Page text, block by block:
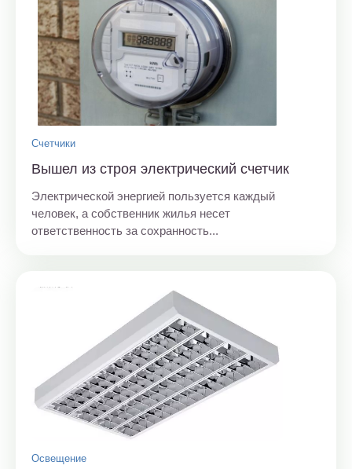
Счетчики
Вышел из строя электрический счетчик
Электрической энергией пользуется каждый
человек, а собственник жилья несет
ответственность за сохранность...
Освещение